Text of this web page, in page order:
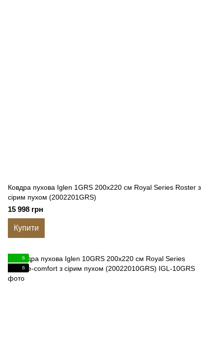
Ковдра пухова Iglen 1GRS 200x220 см Royal Series Roster з
сірим пухом (2002201GRS)
15 998 грн
Купити
6
6